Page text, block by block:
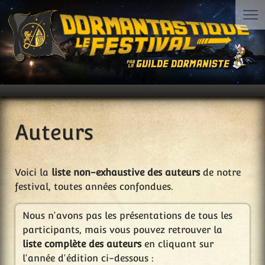
Auteurs
Voici la liste non-exhaustive des auteursde notre
festival, toutes années confondues.
Nous n'avons pas les présentations de tous les
participants, mais vous pouvez retrouver la
liste complète des auteursen cliquant sur
l'année d'édition ci-dessous :